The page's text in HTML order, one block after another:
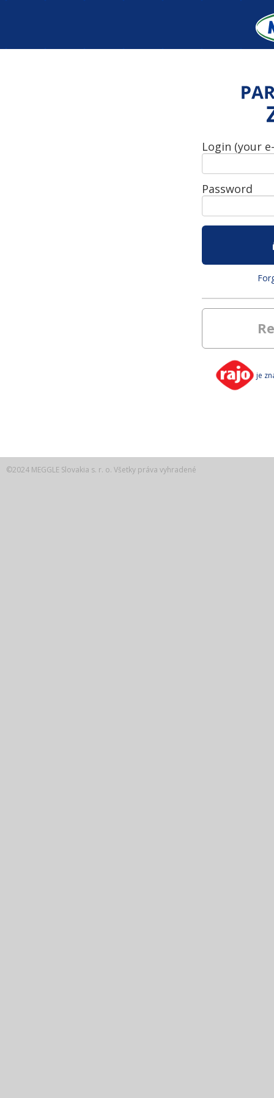
Login (your
Password
je
©2024 MEGGLE Slovakia s. r. o. Všetky práva vyhradené